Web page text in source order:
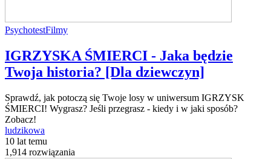
PsychotestFilmy
IGRZYSKA ŚMIERCI - Jaka będzie
Twoja historia? [Dla dziewczyn]
Sprawdź, jak potoczą się Twoje losy w uniwersum IGRZYSK
ŚMIERCI! Wygrasz? Jeśli przegrasz - kiedy i w jaki sposób?
Zobacz!
ludzikowa
10 lat temu
1,914 rozwiązania